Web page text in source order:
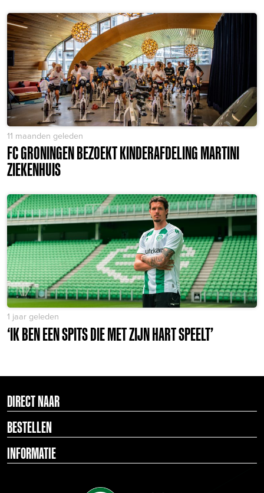
11 maanden geleden
FC GRONINGEN BEZOEKT KINDERAFDELING MARTINI
ZIEKENHUIS
1 jaar geleden
‘IK BEN EEN SPITS DIE MET ZIJN HART SPEELT’
DIRECT NAAR
BESTELLEN
INFORMATIE